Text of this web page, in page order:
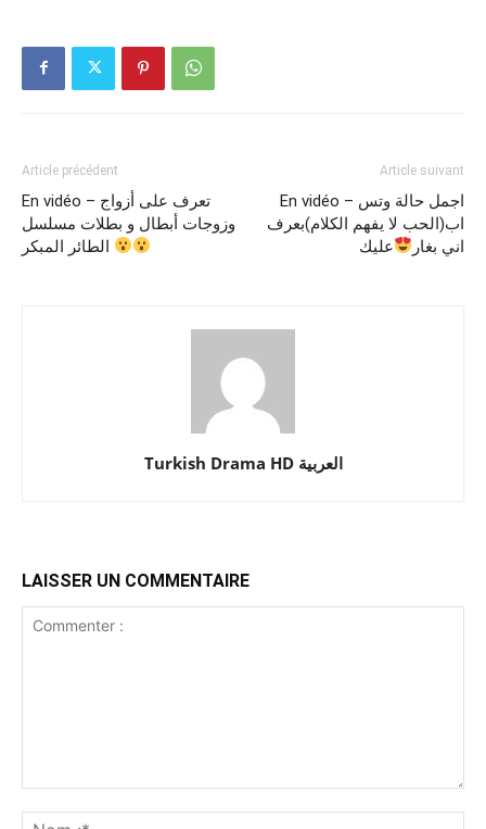
Article précédent
En vidéo – تعرف على أزواج
وزوجات أبطال و بطلات مسلسل
Article suivant
En vidéo – اجمل حالة وتس
اب(الحب لا يفهم الكلام)بعرف
اني بغار
عليك
Turkish Drama HD العربية
LAISSER UN COMMENTAIRE